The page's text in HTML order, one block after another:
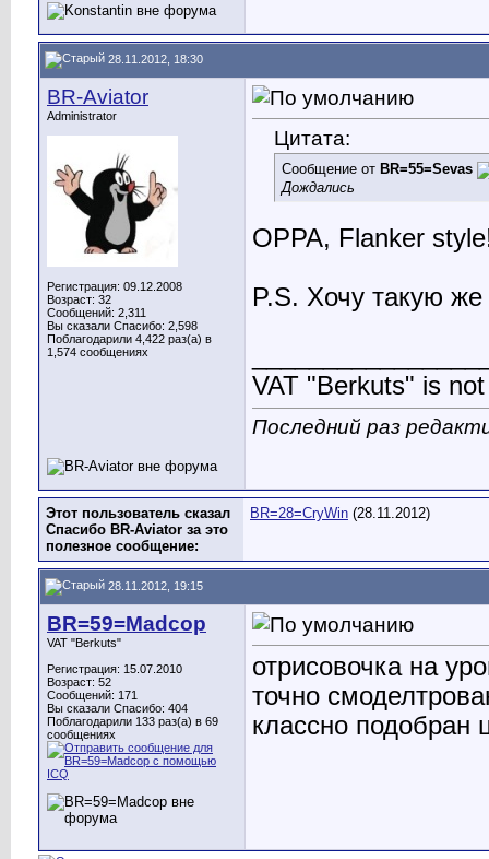
28.11.2012, 18:30
BR-Aviator
Administrator
Регистрация: 09.12.2008
Возраст: 32
Сообщений: 2,311
Вы сказали Спасибо: 2,598
Поблагодарили 4,422 раз(а) в
1,574 сообщениях
Цитата:
Сообщение от BR=55=Sevas
Дождались
OPPA, Flanker
P.S. Хочу такую
VAT "Berkuts" is
Последний раз
Этот пользователь сказал
Спасибо BR-Aviator за это
полезное сообщение:
BR=28=CryWin (28.11.2012)
28.11.2012, 19:15
BR=59=Madcop
VAT "Berkuts"
Регистрация: 15.07.2010
Возраст: 52
Сообщений: 171
Вы сказали Спасибо: 404
Поблагодарили 133 раз(а) в 69
сообщениях
отрисовочка на
точно
классно подобран